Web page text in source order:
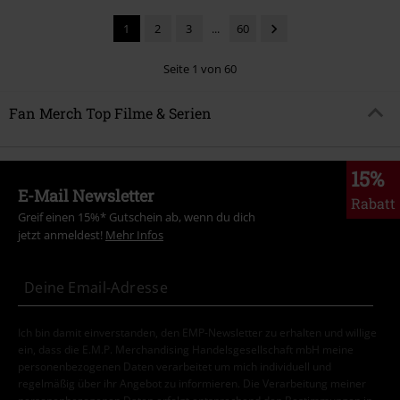
1 2 3 ... 60
Seite 1 von 60
Fan Merch Top Filme & Serien
15%
Rabatt
E-Mail Newsletter
Greif einen 15%* Gutschein ab, wenn du dich
jetzt anmeldest! Mehr Infos
Ich bin damit einverstanden, den EMP-Newsletter zu erhalten und willige
ein, dass die E.M.P. Merchandising Handelsgesellschaft mbH meine
personenbezogenen Daten verarbeitet um mich individuell und
regelmäßig über ihr Angebot zu informieren. Die Verarbeitung meiner